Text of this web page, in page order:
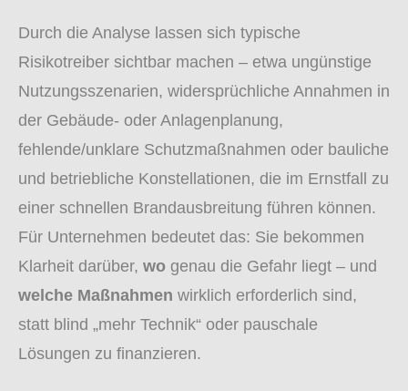
Durch die Analyse lassen sich typische
Risikotreiber sichtbar machen – etwa ungünstige
Nutzungsszenarien, widersprüchliche Annahmen in
der Gebäude- oder Anlagenplanung,
fehlende/unklare Schutzmaßnahmen oder bauliche
und betriebliche Konstellationen, die im Ernstfall zu
einer schnellen Brandausbreitung führen können.
Für Unternehmen bedeutet das: Sie bekommen
Klarheit darüber, wo genau die Gefahr liegt – und
welche Maßnahmen wirklich erforderlich sind,
statt blind „mehr Technik“ oder pauschale
Lösungen zu finanzieren.